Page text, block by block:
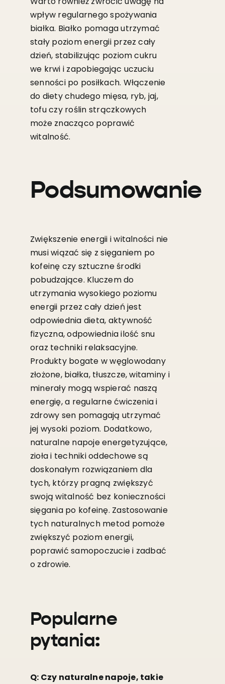
wpływ regularnego spożywania
białka. Białko pomaga utrzymać
stały poziom energii przez cały
dzień, stabilizując poziom cukru
we krwi i zapobiegając uczuciu
senności po posiłkach. Włączenie
do diety chudego mięsa, ryb, jaj,
tofu czy roślin strączkowych
może znacząco poprawić
witalność.
Podsumowanie
Zwiększenie energii i witalności nie
musi wiązać się z sięganiem po
kofeinę czy sztuczne środki
pobudzające. Kluczem do
utrzymania wysokiego poziomu
energii przez cały dzień jest
odpowiednia dieta, aktywność
fizyczna, odpowiednia ilość snu
oraz techniki relaksacyjne.
Produkty bogate w węglowodany
złożone, białka, tłuszcze, witaminy i
minerały mogą wspierać naszą
energię, a regularne ćwiczenia i
zdrowy sen pomagają utrzymać
jej wysoki poziom. Dodatkowo,
naturalne napoje energetyzujące,
zioła i techniki oddechowe są
doskonałym rozwiązaniem dla
tych, którzy pragną zwiększyć
swoją witalność bez konieczności
sięgania po kofeinę. Zastosowanie
tych naturalnych metod pomoże
zwiększyć poziom energii,
poprawić samopoczucie i zadbać
o zdrowie.
Popularne
pytania:
Q: Czy naturalne napoje, takie